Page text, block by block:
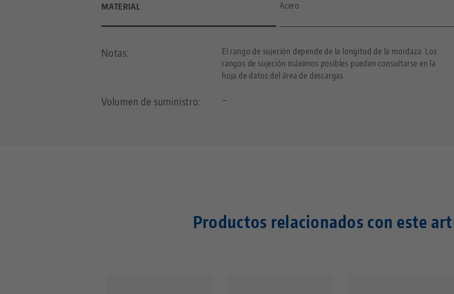
MATERIAL Acero
Notas:
El rango de sujeción depende de la longitud de la mordaza. Los
rangos de sujeción máximos posibles pueden consultarse en la
hoja de datos del área de descargas.
Volumen de suministro: —
Productos relacionados con este